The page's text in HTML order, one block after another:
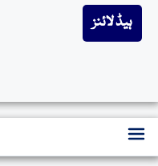
ہیڈ لائنز
وائٹ ہاؤس میں امریکی